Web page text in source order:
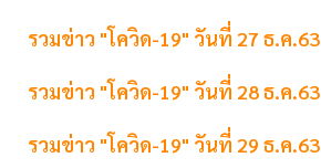
รวมข่าว "โควิด-19" วันที่ 27 ธ.ค.63
รวมข่าว "โควิด-19" วันที่ 28 ธ.ค.63
รวมข่าว "โควิด-19" วันที่ 29 ธ.ค.63